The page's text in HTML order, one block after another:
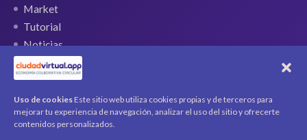
Uso de cookies Este sitio web utiliza cookies propias y de terceros para
mejorar tu experiencia de navegación, analizar el uso del sitio y ofrecerte
contenidos personalizados.
Market
Tutorial
Noticias
QR Ticket
CUENTA
Mi cuenta